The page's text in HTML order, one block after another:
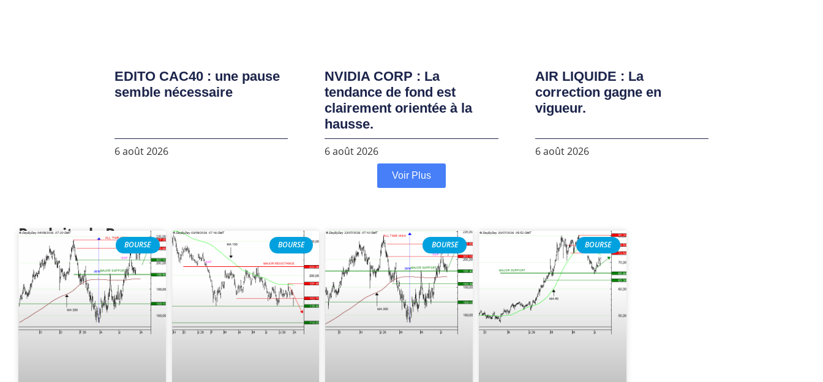
EDITO CAC40 : une pause
semble nécessaire
6 août 2026
NVIDIA CORP : La
tendance de fond est
clairement orientée à la
hausse.
6 août 2026
AIR LIQUIDE : La
correction gagne en
vigueur.
6 août 2026
Voir Plus
Produits de Bourse
BOURSE BOURSE BOURSE BOURSE